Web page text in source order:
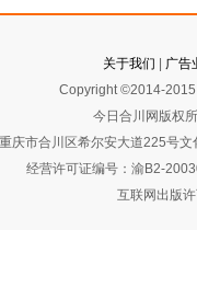
关于我们
广告
Copyright ©2014-
今日合川网版权
庆市合川区希尔安大道225号
经营许可证编号：渝B2-
互联网出版